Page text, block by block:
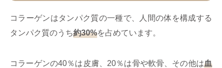
コラーゲンはタンパク質の一種で、人間の体を構成する
タンパク質のうち約30%を占めています。
コラーゲンの40％は皮膚、20％は骨や軟骨、その他は血